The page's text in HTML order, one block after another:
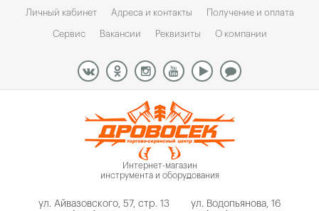
Личный кабинет Адреса и контакты Получение и оплата
Сервис Вакансии Реквизиты О компании
Интернет-магазин
инструмента и оборудования
ул. Айвазовского, 57, стр. 13 ул. Водопьянова, 16